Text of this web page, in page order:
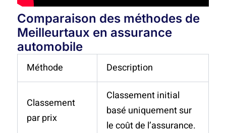
Comparaison des méthodes de
Meilleurtaux en assurance
automobile
Méthode Description
Classement
par prix
Classement initial
basé uniquement sur
le coût de l’assurance.